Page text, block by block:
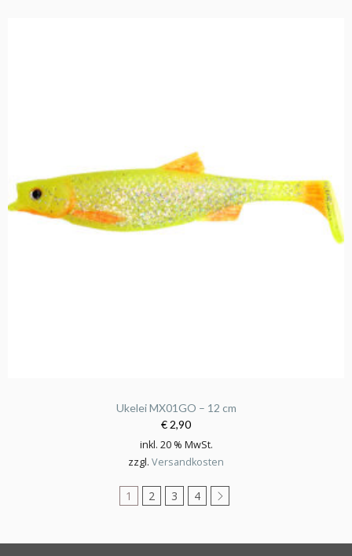
Ukelei MX01GO – 12 cm
€ 2,90
inkl. 20 % MwSt.
zzgl. Versandkosten
1 2 3 4